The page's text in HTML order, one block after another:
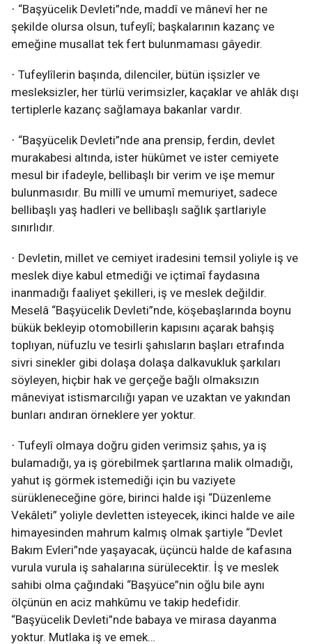
· “Başyücelik Devleti”nde, maddî ve mânevî her ne
şekilde olursa olsun, tufeylî; başkalarının kazanç ve
emeğine musallat tek fert bulunmaması gâyedir.
· Tufeylîlerin başında, dilenciler, bütün işsizler ve
mesleksizler, her türlü verimsizler, kaçaklar ve ahlâk dışı
tertiplerle kazanç sağlamaya bakanlar vardır.
· “Başyücelik Devleti”nde ana prensip, ferdin, devlet
murakabesi altında, ister hükûmet ve ister cemiyete
mesul bir ifadeyle, bellibaşlı bir verim ve işe memur
bulunmasıdır. Bu millî ve umumî memuriyet, sadece
bellibaşlı yaş hadleri ve bellibaşlı sağlık şartlariyle
sınırlıdır.
· Devletin, millet ve cemiyet iradesini temsil yoliyle iş ve
meslek diye kabul etmediği ve içtimaî faydasına
inanmadığı faaliyet şekilleri, iş ve meslek değildir.
Meselâ “Başyücelik Devleti”nde, köşebaşlarında boynu
bükük bekleyip otomobillerin kapısını açarak bahşiş
toplıyan, nüfuzlu ve tesirli şahısların başları etrafında
sivri sinekler gibi dolaşa dolaşa dalkavukluk şarkıları
söyleyen, hiçbir hak ve gerçeğe bağlı olmaksızın
mâneviyat istismarcılığı yapan ve uzaktan ve yakından
bunları andıran örneklere yer yoktur.
· Tufeylî olmaya doğru giden verimsiz şahıs, ya iş
bulamadığı, ya iş görebilmek şartlarına malik olmadığı,
yahut iş görmek istemediği için bu vaziyete
sürükleneceğine göre, birinci halde işi “Düzenleme
Vekâleti” yoliyle devletten isteyecek, ikinci halde ve aile
himayesinden mahrum kalmış olmak şartiyle “Devlet
Bakım Evleri”nde yaşayacak, üçüncü halde de kafasına
vurula vurula iş sahalarına sürülecektir. İş ve meslek
sahibi olma çağındaki “Başyüce”nin oğlu bile aynı
ölçünün en aciz mahkûmu ve takip hedefidir.
“Başyücelik Devleti”nde babaya ve mirasa dayanma
yoktur. Mutlaka iş ve emek…